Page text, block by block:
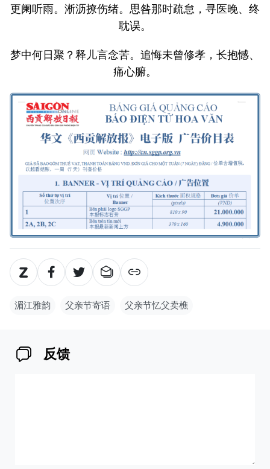
更阑听雨。淅沥撩伤绪。思咎那时疏怠，寻医晚、终
耽误。
梦中何日聚？释儿言念苦。追悔未曾修孝，长抱憾、
痛心腑。
湄江雅韵 父亲节寄语 父亲节忆父卖樵
反馈